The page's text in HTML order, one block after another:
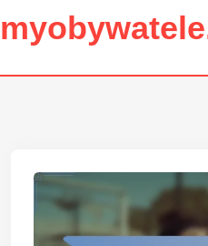
content